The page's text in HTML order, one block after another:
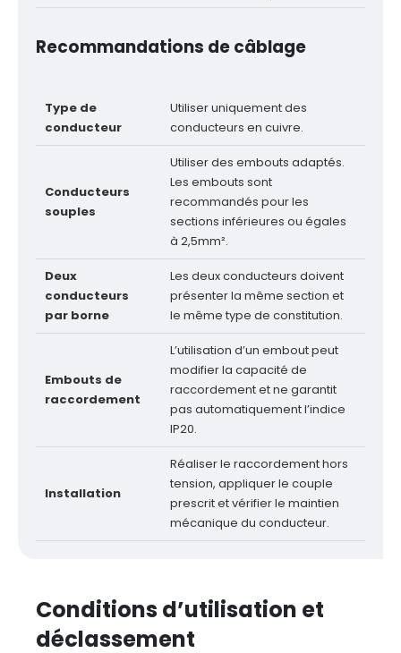
Recommandations de câblage
Type de
conducteur
Utiliser uniquement des
conducteurs en cuivre.
Conducteurs
souples
Utiliser des embouts adaptés.
Les embouts sont
recommandés pour les
sections inférieures ou égales
à 2,5mm².
Deux
conducteurs
par borne
Les deux conducteurs doivent
présenter la même section et
le même type de constitution.
Embouts de
raccordement
L’utilisation d’un embout peut
modifier la capacité de
raccordement et ne garantit
pas automatiquement l’indice
IP20.
Installation
Réaliser le raccordement hors
tension, appliquer le couple
prescrit et vérifier le maintien
mécanique du conducteur.
Conditions d’utilisation et
déclassement